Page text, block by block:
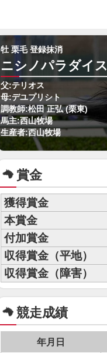
牡 栗毛 登録抹消
ニシノパラダイス
父:テリオス
母:デユプリシト
調教師:松田 正弘 (栗東)
馬主:西山牧場
生産者:西山牧場
賞金
獲得賞金
本賞金
付加賞金
収得賞金（平地）
収得賞金（障害）
競走成績
年月日